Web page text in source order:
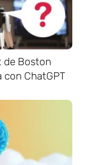
de Boston
con ChatGPT